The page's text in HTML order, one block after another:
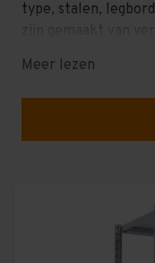
type, stalen,
legbordstellingen zijn
sterk en hebben
legbordstellingen
prijsklassen. De
archiefkasten en
officiele importeur
Meer lezen